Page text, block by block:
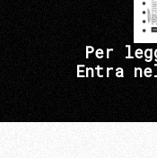
Per
Entra